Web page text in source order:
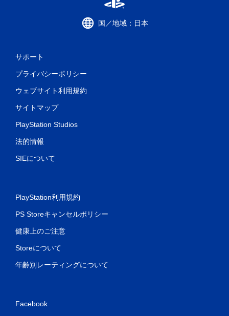
国／地域：日本
サポート
プライバシーポリシー
ウェブサイト利用規約
サイトマップ
PlayStation Studios
法的情報
SIEについて
PlayStation利用規約
PS Storeキャンセルポリシー
健康上のご注意
Storeについて
年齢別レーティングについて
Facebook